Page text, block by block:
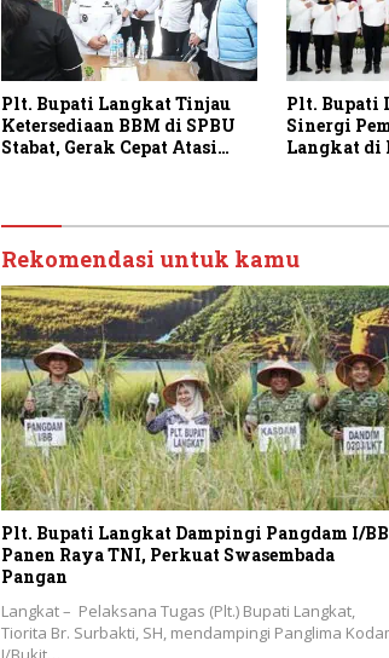
Plt. Bupati Langkat Tinjau
Ketersediaan BBM di SPBU
Stabat, Gerak Cepat Atasi
Plt. Bupati
Sinergi
Langkat di
Rekomendasi untuk kamu
Plt. Bupati Langkat Dampingi Pangdam I/BB
Panen Raya TNI, Perkuat Swasembada
Pangan
Langkat – Pelaksana Tugas (Plt.) Bupati Langkat,
Tiorita Br. Surbakti, SH, mendampingi Panglima